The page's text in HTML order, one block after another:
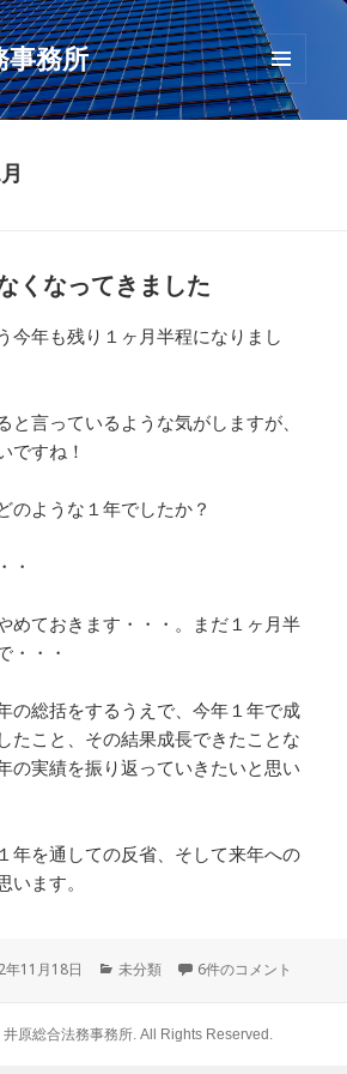
事務所
メニュ
ーとウ
くなってきました
今年も残り１ヶ月半程になりまし
と言っているような気がしますが、
ですね！
のような１年でしたか？
・
めておきます・・・。まだ１ヶ月半
・・・
の総括をするうえで、今年１年で成
たこと、その結果成長できたことな
の実績を振り返っていきたいと思い
年を通しての反省、そして来年への
います。
年11月18日
カ
リ
未分類 6件のコメント
井原総合法務事務所. All Rights Reserved.